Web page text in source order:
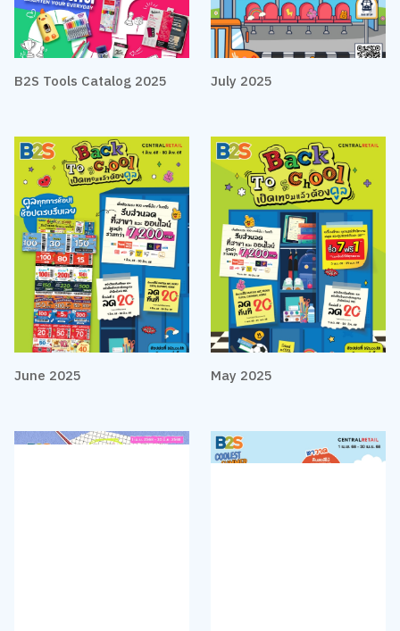
B2S Tools Catalog 2025 July 2025
June 2025 May 2025